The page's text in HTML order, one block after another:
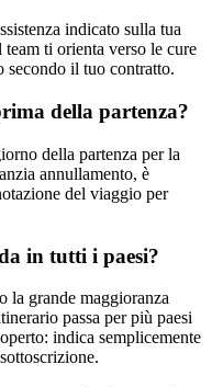
indicato sulla tua
ti orienta verso le cure
secondo il tuo contratto.
della partenza?
della partenza per la
annullamento, è
del viaggio per
in tutti i paesi?
la grande maggioranza
passa per più paesi
indica semplicemente